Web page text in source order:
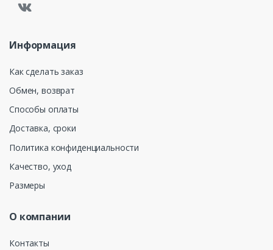
Информация
Как сделать заказ
Обмен, возврат
Способы оплаты
Доставка, сроки
Политика конфиденциальности
Качество, уход
Размеры
О компании
Контакты